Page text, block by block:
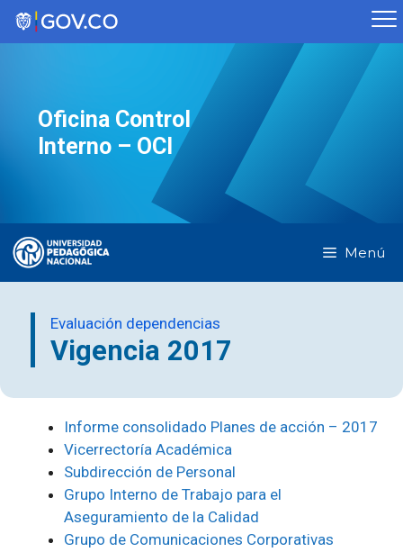
Saltar
Oficina Control
Interno – OCI
Menú
Evaluación dependencias
Vigencia 2017
Informe consolidado Planes de acción – 2017
Vicerrectoría Académica
Subdirección de Personal
Grupo Interno de Trabajo para el
Aseguramiento de la Calidad
Grupo de Comunicaciones Corporativas